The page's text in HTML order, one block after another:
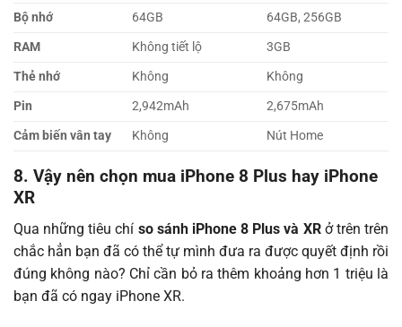
Bộ nhớ
64GB
64GB, 256GB
RAM
Không tiết lộ
3GB
Thẻ nhớ
Không
Không
Pin
2,942mAh
2,675mAh
Cảm biến vân tay
Không Nút Home
8. Vậy nên chọn mua iPhone 8 Plus hay iPhone
XR
Qua những tiêu chí so sánh iPhone 8 Plus và XRở trên trên
chắc hẳn bạn đã có thể tự mình đưa ra được quyết định rồi
đúng không nào? Chỉ cần bỏ ra thêm khoảng hơn 1 triệu là
bạn đã có ngay iPhone XR.